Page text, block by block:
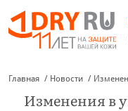
Главная Новости
Изменения в